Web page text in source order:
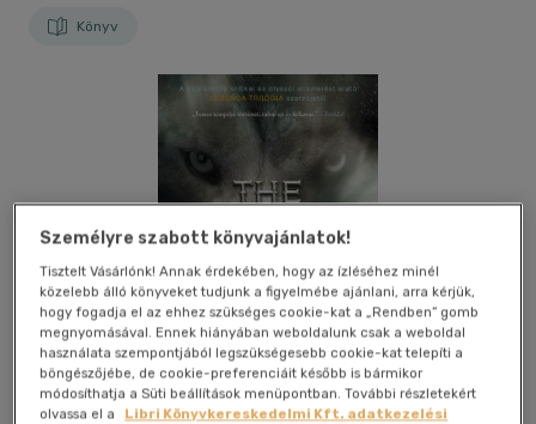
Könyv
Személyre szabott könyvajánlatok!
Tisztelt Vásárlónk! Annak érdekében, hogy az ízléséhez minél
közelebb álló könyveket tudjunk a figyelmébe ajánlani, arra kérjük,
hogy fogadja el az ehhez szükséges cookie-kat a „Rendben” gomb
megnyomásával. Ennek hiányában weboldalunk csak a weboldal
használata szempontjából legszükségesebb cookie-kat telepíti a
böngészőjébe, de cookie-preferenciáit később is bármikor
módosíthatja a Süti beállítások menüpontban. További részletekért
olvassa el a
Libri Könyvkereskedelmi Kft. adatkezelési